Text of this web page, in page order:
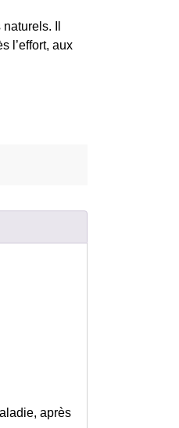
Il
l’effort, aux
après